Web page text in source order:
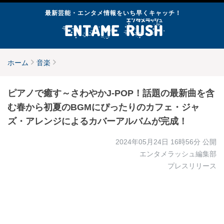
最新芸能・エンタメ情報をいち早くキャッチ！
ホーム 音楽
ピアノで癒す～さわやかJ-POP！話題の最新曲を含
む春から初夏のBGMにぴったりのカフェ・ジャ
ズ・アレンジによるカバーアルバムが完成！
2024年05月24日 16時56分 公開
エンタメラッシュ編集部
プレスリリース